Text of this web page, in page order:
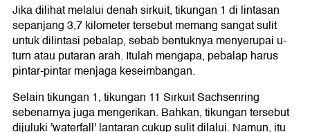
Jika dilihat melalui denah sirkuit, tikungan 1 di lintasan
sepanjang 3,7 kilometer tersebut memang sangat sulit
untuk dilintasi pebalap, sebab bentuknya menyerupai u-
turn atau putaran arah. Itulah mengapa, pebalap harus
pintar-pintar menjaga keseimbangan.
Selain tikungan 1, tikungan 11 Sirkuit Sachsenring
sebenarnya juga mengerikan. Bahkan, tikungan tersebut
dijuluki 'waterfall' lantaran cukup sulit dilalui. Namun, itu